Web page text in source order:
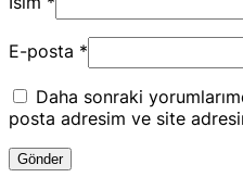
E-posta *
Daha sonraki
posta adresim ve site